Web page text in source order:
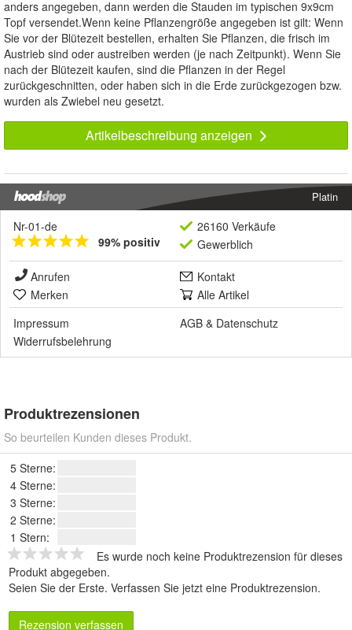
anders angegeben, dann werden die Stauden im typischen 9x9cm
Topf versendet.Wenn keine Pflanzengröße angegeben ist gilt: Wenn
Sie vor der Blütezeit bestellen, erhalten Sie Pflanzen, die frisch im
Austrieb sind oder austreiben werden (je nach Zeitpunkt). Wenn Sie
nach der Blütezeit kaufen, sind die Pflanzen in der Regel
zurückgeschnitten, oder haben sich in die Erde zurückgezogen bzw.
wurden als Zwiebel neu gesetzt.
Artikelbeschreibung anzeigen
Platin
Nr-01-de
99% positiv
26160 Verkäufe
Gewerblich
Anrufen
Kontakt
Merken
Alle Artikel
Impressum
AGB & Datenschutz
Widerrufsbelehrung
Produktrezensionen
So beurteilen Kunden dieses Produkt.
5 Sterne:
4 Sterne:
3 Sterne:
2 Sterne:
1 Stern:
Es wurde noch keine Produktrezension für dieses
Produkt abgegeben.
Seien Sie der Erste. Verfassen Sie jetzt eine Produktrezension.
Rezension verfassen